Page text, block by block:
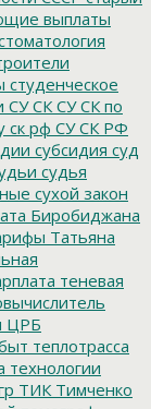
выплаты
студенческое
СУ СК СУ СК по
ск рф СУ СК РФ
субсидия суд
судья
сухой закон
Биробиджана
Татьяна
теневая
ЦРБ
теплотрасса
технологии
ТИК Тимченко